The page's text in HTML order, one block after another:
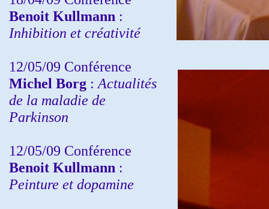
Benoit Kullmann :
Inhibition et créativité
12/05/09 Conférence
Michel Borg : Actualités
de la maladie de
Parkinson
12/05/09 Conférence
Benoit Kullmann :
Peinture et dopamine